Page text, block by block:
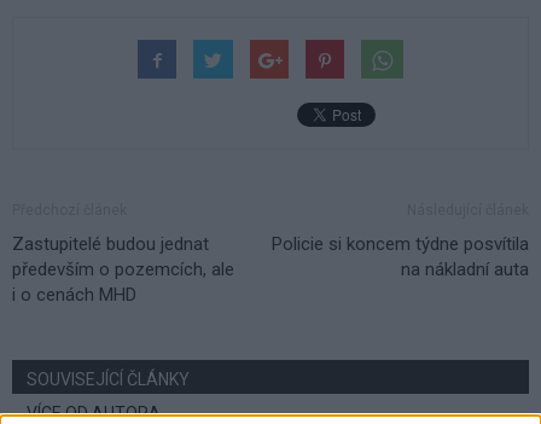
Zastupitelé budou jednat
především o pozemcích, ale
i o cenách MHD
Policie si koncem týdne posvítila
na nákladní auta
SOUVISEJÍCÍ ČLÁNKY
VÍCE OD AUTORA